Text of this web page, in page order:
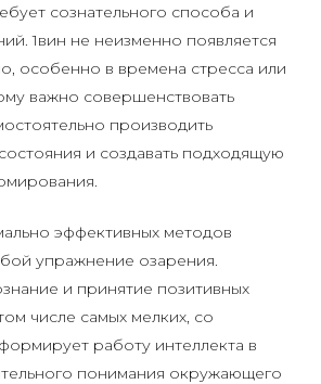
сознательного способа и
1вин не неизменно появляется
особенно в времена стресса или
важно совершенствовать
производить
и создавать подходящую
эффективных методов
упражнение озарения.
и принятие позитивных
числе самых мелких, со
работу интеллекта в
понимания окружающего